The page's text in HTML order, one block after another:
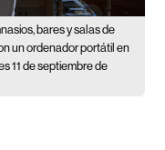
bares y salas de
un ordenador portátil en
11 de septiembre de